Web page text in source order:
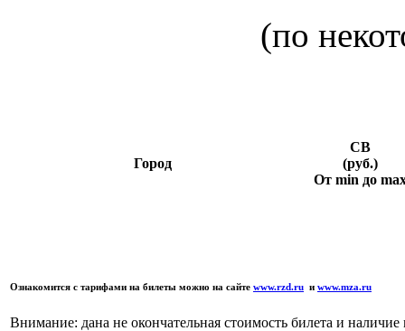
(по
Город
СВ
(руб.)
От min до
Ознакомится с тарифами на билеты можно на сайте www.rzd.ru и www.mza.ru
Внимание: дана не окончательная стоимость билета и